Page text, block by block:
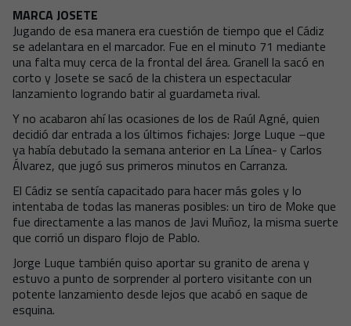
MARCA JOSETE
Jugando de esa manera era cuestión de tiempo que el Cádiz
se adelantara en el marcador. Fue en el minuto 71 mediante
una falta muy cerca de la frontal del área. Granell la sacó en
corto y Josete se sacó de la chistera un espectacular
lanzamiento logrando batir al guardameta rival.
Y no acabaron ahí las ocasiones de los de Raúl Agné, quien
decidió dar entrada a los últimos fichajes: Jorge Luque –que
ya había debutado la semana anterior en La Línea- y Carlos
Álvarez, que jugó sus primeros minutos en Carranza.
El Cádiz se sentía capacitado para hacer más goles y lo
intentaba de todas las maneras posibles: un tiro de Moke que
fue directamente a las manos de Javi Muñoz, la misma suerte
que corrió un disparo flojo de Pablo.
Jorge Luque también quiso aportar su granito de arena y
estuvo a punto de sorprender al portero visitante con un
potente lanzamiento desde lejos que acabó en saque de
esquina.